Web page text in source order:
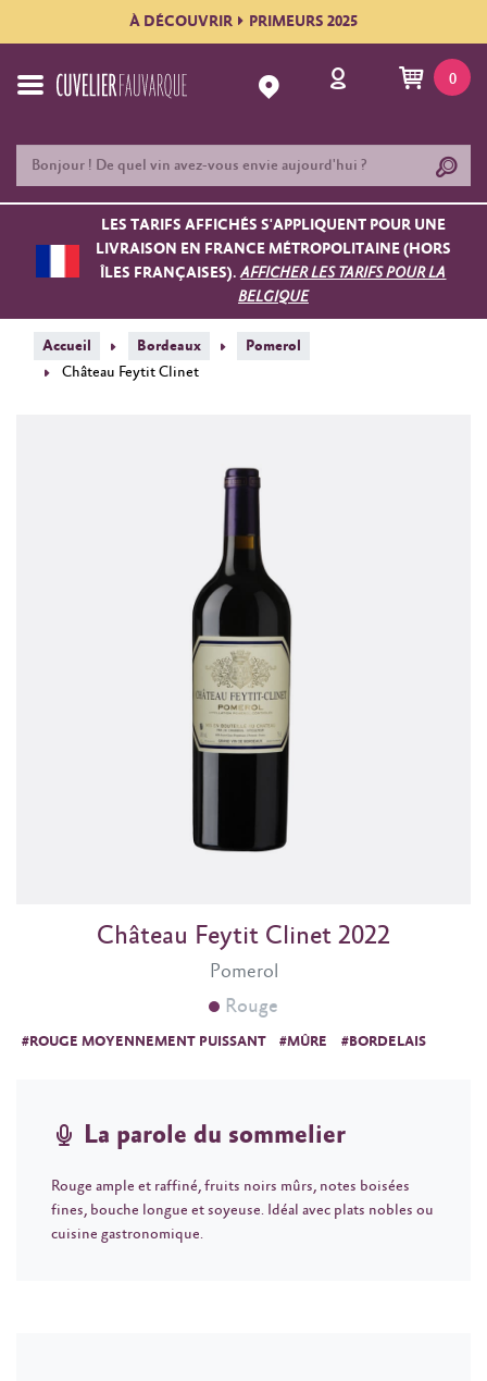
À DÉCOUVRIR PRIMEURS 2025
0
LES TARIFS AFFICHÉS S'APPLIQUENT POUR UNE
LIVRAISON EN FRANCE MÉTROPOLITAINE (HORS
ÎLES FRANÇAISES).AFFICHER LES TARIFS POUR LA
BELGIQUE
Accueil Bordeaux
Pomerol
Château Feytit Clinet
Pomerol
Château Feytit Clinet 2022
Rouge
#ROUGE MOYENNEMENT PUISSANT #MÛRE #BORDELAIS
La parole du sommelier
Rouge ample et raffiné, fruits noirs mûrs, notes boisées
fines, bouche longue et soyeuse. Idéal avec plats nobles ou
cuisine gastronomique.